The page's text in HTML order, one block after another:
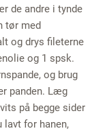
de andre i tynde
tør med
og drys fileterne
og 1 spsk.
og brug
panden. Læg
på begge sider
lavt for hanen,